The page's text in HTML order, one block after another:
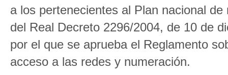
a los pertenecientes al Plan nacional
del Real Decreto 2296/2004, de 10 de
por el que se aprueba el Reglamento
acceso a las redes y numeración.